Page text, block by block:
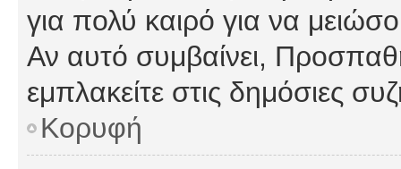
για πολύ καιρό για να
Αν αυτό συμβαίνει,
εμπλακείτε στις δημόσιες
Κορυφή